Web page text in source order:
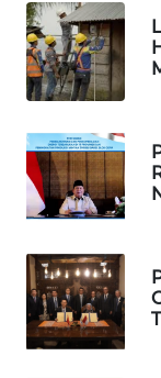
ENERGI
NEWS
CILEUNGSI
BERKAT
NEWS
NEWS
ANUGERAH
NEWS